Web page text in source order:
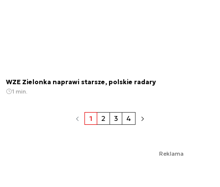
WZE Zielonka naprawi starsze, polskie radary
1 min.
1 2 3 4
Reklama